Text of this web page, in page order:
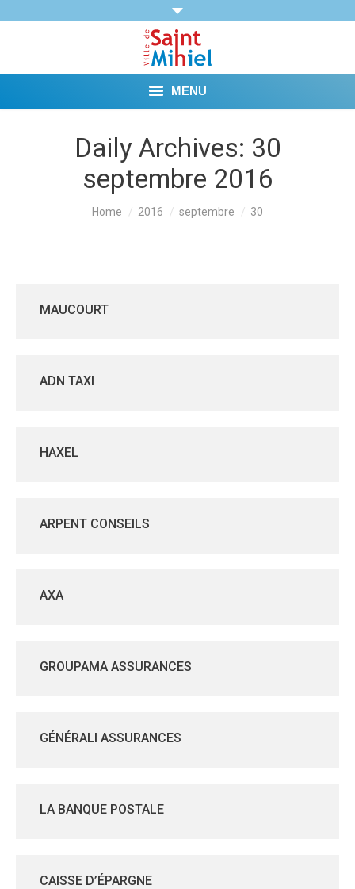
MENU
Agenda
Vie municipale
Démarches et Aides
Daily Archives: 30
septembre 2016
Home 2016 septembre 30
MAUCOURT
ADN TAXI
HAXEL
ARPENT CONSEILS
AXA
GROUPAMA ASSURANCES
GÉNÉRALI ASSURANCES
LA BANQUE POSTALE
CAISSE D’ÉPARGNE